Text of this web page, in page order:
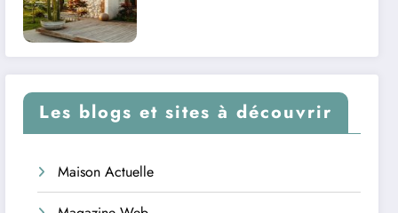
Les blogs et sites à découvrir
Maison Actuelle